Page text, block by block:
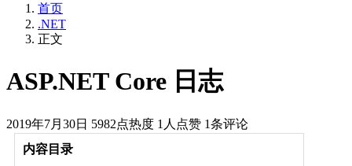
首页
.NET
正文
ASP.NET Core 日志
2019年7月30日 5982点热度 1人点赞 1条评论
内容目录